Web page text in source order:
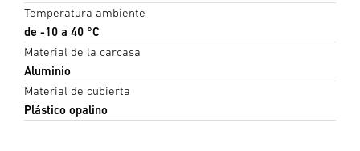
Temperatura ambiente
de -10 a 40 °C
Material de la carcasa
Aluminio
Material de cubierta
Plástico opalino